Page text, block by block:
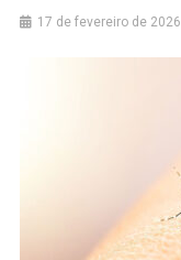
17 de fevereiro de 2026